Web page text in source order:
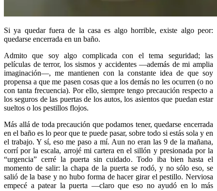
Si ya quedar fuera de la casa es algo horrible, existe algo peor:
quedarse encerrada en un baño.
Admito que soy algo complicada con el tema seguridad; las
películas de terror, los sismos y accidentes —además de mi amplia
imaginación—, me mantienen con la constante idea de que soy
propensa a que me pasen cosas que a los demás no les ocurren (o no
con tanta frecuencia). Por ello, siempre tengo precaución respecto a
los seguros de las puertas de los autos, los asientos que puedan estar
sueltos o los pestillos flojos.
Más allá de toda precaución que podamos tener, quedarse encerrada
en el baño es lo peor que te puede pasar, sobre todo si estás sola y en
el trabajo. Y sí, eso me paso a mí. Aun no eran las 9 de la mañana,
corrí por la escala, arrojé mi cartera en el sillón y presionada por la
“urgencia” cerré la puerta sin cuidado. Todo iba bien hasta el
momento de salir: la chapa de la puerta se rodó, y no sólo eso, se
salió de la base y no hubo forma de hacer girar el pestillo. Nerviosa
empecé a patear la puerta —claro que eso no ayudó en lo más